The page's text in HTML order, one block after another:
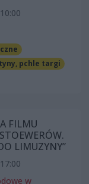
pchle targi
FILMU
LIMUZYNY”
w